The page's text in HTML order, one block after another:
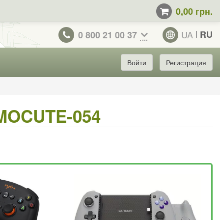
0,00 грн.
0 800 21 00 37 UA RU
Войти Регистрация
054